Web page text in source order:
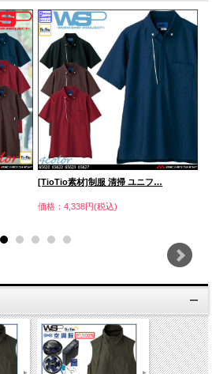
[TioTio素材]制服 清掃 ユニフ…
価格：4,338円(税込)